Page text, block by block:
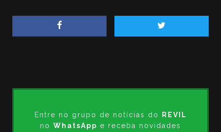
Entre no grupo de notícias do
REVIL
no WhatsApp e receba novidades